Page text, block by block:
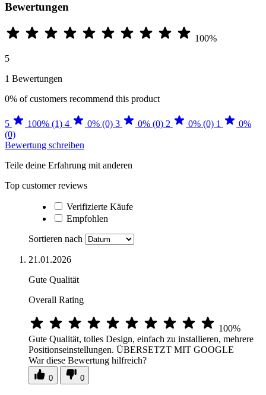
Bewertungen
100%
5
1 Bewertungen
0% of customers recommend this product
5 100% (1) 4 0% (0) 3 0% (0) 2 0% (0) 1
0%
(0)
Bewertung schreiben
Teile deine Erfahrung mit anderen
Top customer reviews
Verifizierte Käufe
Empfohlen
Sortieren nach
21.01.2026
Gute Qualität
Overall Rating
100%
Gute Qualität, tolles Design, einfach zu installieren, mehrere
Positionseinstellungen. ÜBERSETZT MIT GOOGLE
War diese Bewertung hilfreich?
0 0